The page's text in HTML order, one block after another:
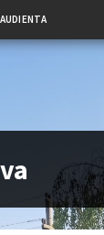
AUDIENTA